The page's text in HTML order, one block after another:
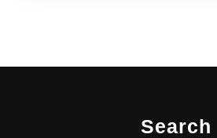
Search